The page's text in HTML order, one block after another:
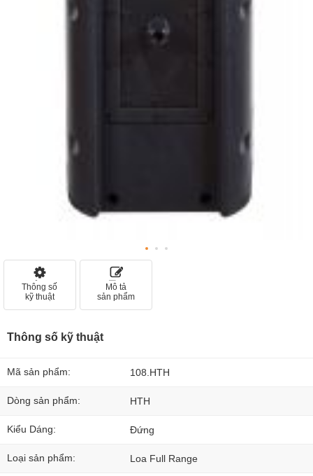
Thông số
kỹ thuật
Mô tả
sản phẩm
Thông số kỹ thuật
Mã sản phẩm: 108.HTH
Dòng sản phẩm: HTH
Kiểu Dáng: Đứng
Loại sản phẩm: Loa Full Range